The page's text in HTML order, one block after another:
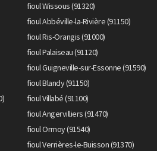
fioul Wissous (91320)
fioul Abbéville-la-Rivière (91150)
fioul Ris-Orangis (91000)
fioul Palaiseau (91120)
fioul Guigneville-sur-Essonne (91590)
fioul Blandy (91150)
fioul Villabé (91100)
fioul Angervilliers (91470)
fioul Ormoy (91540)
fioul Verrières-le-Buisson (91370)